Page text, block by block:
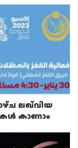
ലഖ്‌വിയ
കാണാം